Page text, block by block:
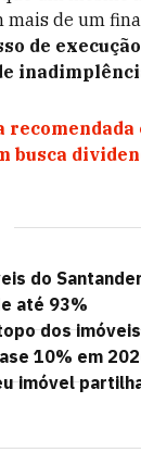
mais de um
de
recomendada
busca
do
até 93%
dos
10% em
imóvel